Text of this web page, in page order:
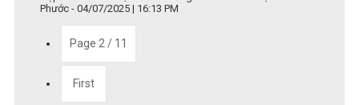
Phước - 04/07/2025 | 16:13 PM
Page 2 / 11
First